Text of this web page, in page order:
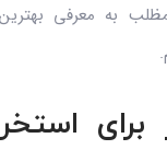
به معرفی
برای